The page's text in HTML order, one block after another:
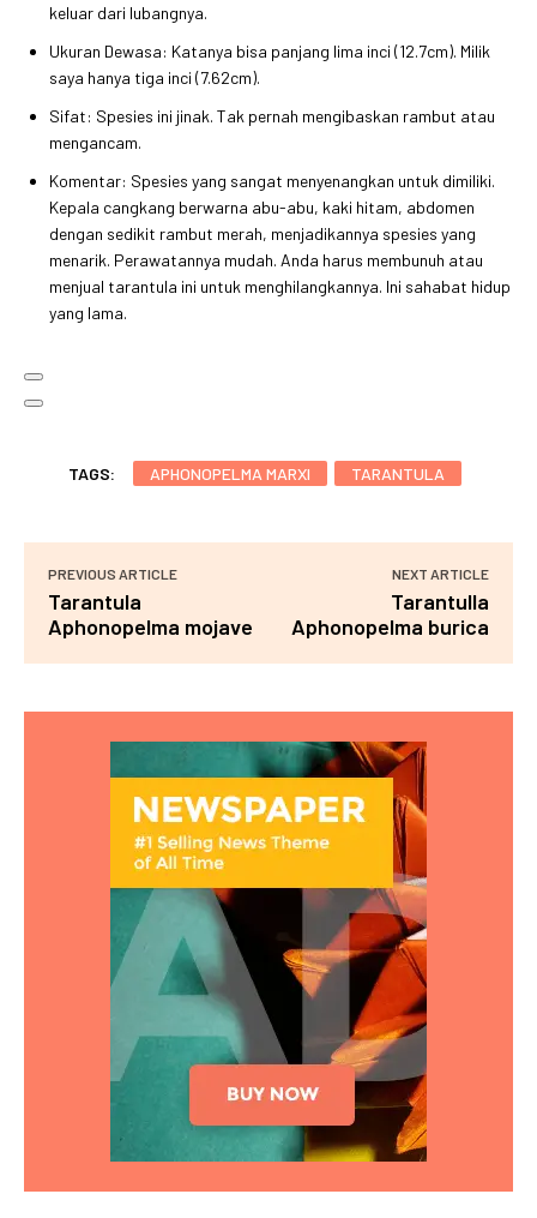
keluar dari lubangnya.
Ukuran Dewasa: Katanya bisa panjang lima inci (12.7cm). Milik
saya hanya tiga inci (7.62cm).
Sifat: Spesies ini jinak. Tak pernah mengibaskan rambut atau
mengancam.
Komentar: Spesies yang sangat menyenangkan untuk dimiliki.
Kepala cangkang berwarna abu-abu, kaki hitam, abdomen
dengan sedikit rambut merah, menjadikannya spesies yang
menarik. Perawatannya mudah. Anda harus membunuh atau
menjual tarantula ini untuk menghilangkannya. Ini sahabat hidup
yang lama.
TAGS: APHONOPELMA MARXI TARANTULA
PREVIOUS ARTICLE
Tarantula
Aphonopelma mojave
NEXT ARTICLE
Tarantulla
Aphonopelma burica